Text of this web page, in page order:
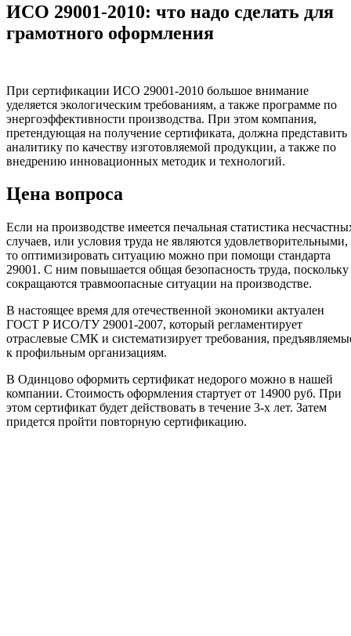
ИСО 29001-2010: что надо сделать для
грамотного оформления
При сертификации ИСО 29001-2010 большое внимание
уделяется экологическим требованиям, а также программе по
энергоэффективности производства. При этом компания,
претендующая на получение сертификата, должна представить
аналитику по качеству изготовляемой продукции, а также по
внедрению инновационных методик и технологий.
Цена вопроса
Если на производстве имеется печальная статистика
случаев, или условия труда не являются удовлетворительными,
то оптимизировать ситуацию можно при помощи стандарта
29001. С ним повышается общая безопасность труда, поскольку
сокращаются травмоопасные ситуации на производстве.
В настоящее время для отечественной экономики актуален
ГОСТ Р ИСО/ТУ 29001-2007, который регламентирует
отраслевые СМК и систематизирует требования,
к профильным организациям.
В Одинцово оформить сертификат недорого можно в нашей
компании. Стоимость оформления стартует от 14900 руб. При
этом сертификат будет действовать в течение 3-х лет. Затем
придется пройти повторную сертификацию.